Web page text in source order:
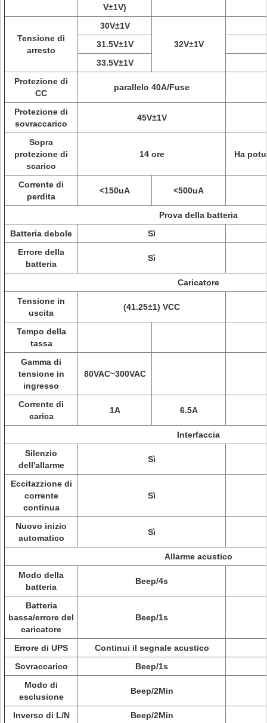
V±1V)
Tensione di
arresto
30V±1V
32V±1V
31.5V±1V
33.5V±1V
Protezione di
CC
parallelo 40A/Fuse
Protezione di
sovraccarico
45V±1V
Sopra
protezione di
scarico
14 ore Ha
Corrente di
perdita
<150uA <500uA
Prova della batteria
Batteria debole
Sì
Errore della
batteria
Sì
Caricatore
Tensione in
uscita
(41.25±1) VCC
Tempo della
tassa
Gamma di
tensione in
ingresso
80VAC~300VAC
Corrente di
carica
1A 6.5A
Interfaccia
Silenzio
dell'allarme
Sì
Eccitazzione di
corrente
continua
Sì
Nuovo inizio
automatico
Sì
Allarme acustico
Modo della
batteria
Beep/4s
Batteria
bassa/errore del
caricatore
Beep/1s
Errore di UPS
Continui il segnale acustico
Sovraccarico
Beep/1s
Modo di
esclusione
Beep/2Min
Inverso di L/N Beep/2Min